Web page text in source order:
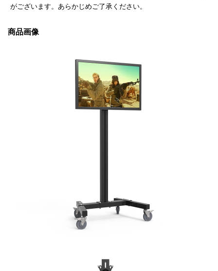
がございます。あらかじめご了承ください。
商品画像